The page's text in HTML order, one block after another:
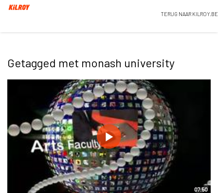
TERUG NAAR KILROY.BE
Getagged met monash university
07:50